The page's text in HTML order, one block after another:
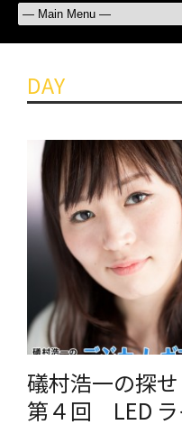
DAY
礒村浩一の探
第４回 LED ラ